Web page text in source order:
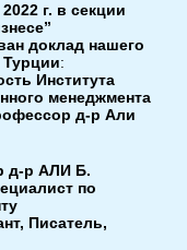
г. в секции
доклад нашего
Турции:
Института
менеджмента
д-р Али
д-р АЛИ Б.
по
Писатель,